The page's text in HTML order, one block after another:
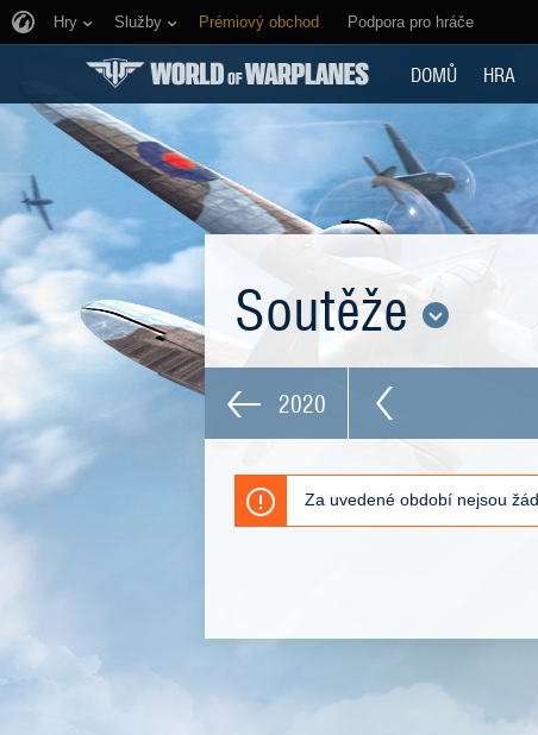
Hry Služby Prémiový obchod Podpora pro hráče
DOMŮ HRA
Soutěže
2020
Za uvedené období nejsou